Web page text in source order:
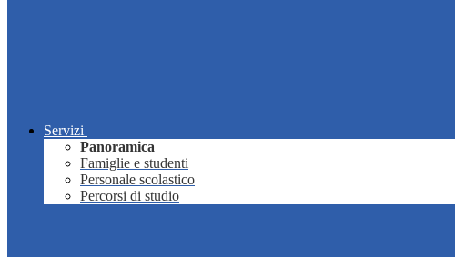
Servizi
Panoramica
Famiglie e studenti
Personale scolastico
Percorsi di studio